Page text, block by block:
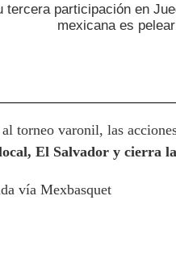
tercera participación en
mexicana es
torneo varonil, las
El Salvador y cierra
vía Mexbasquet